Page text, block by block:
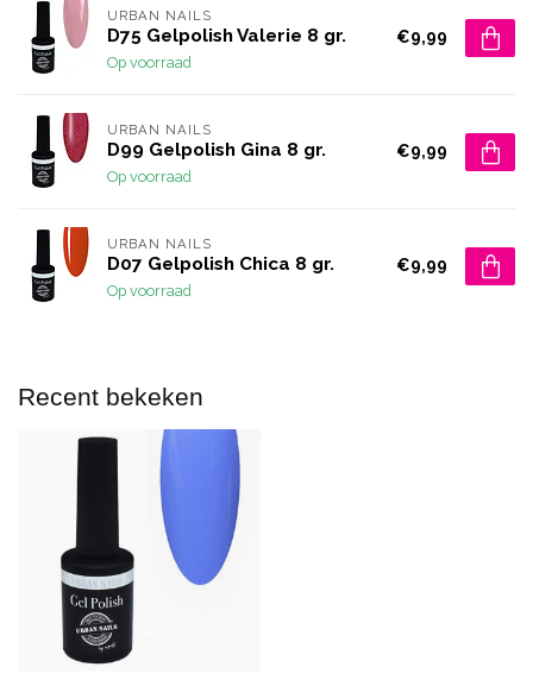
URBAN NAILS
D75 Gelpolish Valerie 8 gr.
Op voorraad
€9,99
URBAN NAILS
D99 Gelpolish Gina 8 gr.
Op voorraad
€9,99
URBAN NAILS
D07 Gelpolish Chica 8 gr.
Op voorraad
€9,99
Recent bekeken